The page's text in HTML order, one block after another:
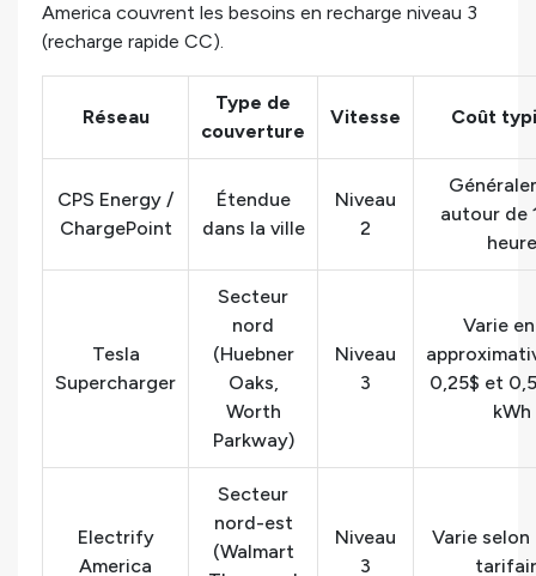
America couvrent les besoins en recharge niveau 3
(recharge rapide CC).
Réseau
Type de
couverture
Vitesse Coût
CPS Energy /
ChargePoint
Étendue
dans la ville
Niveau
2
autour de
heure
Tesla
Supercharger
Secteur
nord
(Huebner
Oaks,
Worth
Parkway)
Niveau
3
Varie
0,25$ et
kWh
Electrify
America
Secteur
nord-est
(Walmart
Niveau
3
Varie selon